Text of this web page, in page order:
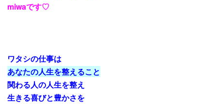
miwaです♡
ワタシの仕事は
あなたの人生を整えること
関わる人の人生を整え
生きる喜びと豊かさを